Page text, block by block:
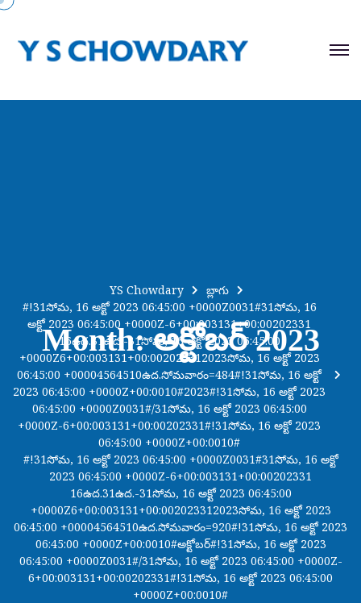
Month:అక్టోబర్ 2023
YS Chowdary
బ్లాగు
#!31సోమ, 16 అక్టో 2023 06:45:00 +0000Z0031#31సోమ, 16
అక్టో 2023 06:45:00 +0000Z-6+00:003131+00:00202331
16ఉద.31ఉద.-31సోమ, 16 అక్టో 2023 06:45:00
+0000Z6+00:003131+00:002023312023సోమ, 16 అక్టో 2023
06:45:00 +00004564510ఉద.సోమవారం=484#!31సోమ, 16 అక్టో
2023 06:45:00 +0000Z+00:0010#2023#!31సోమ, 16 అక్టో 2023
06:45:00 +0000Z0031#/31సోమ, 16 అక్టో 2023 06:45:00
+0000Z-6+00:003131+00:00202331#!31సోమ, 16 అక్టో 2023
06:45:00 +0000Z+00:0010#
#!31సోమ, 16 అక్టో 2023 06:45:00 +0000Z0031#31సోమ, 16 అక్టో
2023 06:45:00 +0000Z-6+00:003131+00:00202331
16ఉద.31ఉద.-31సోమ, 16 అక్టో 2023 06:45:00
+0000Z6+00:003131+00:002023312023సోమ, 16 అక్టో 2023
06:45:00 +00004564510ఉద.సోమవారం=920#!31సోమ, 16 అక్టో 2023
06:45:00 +0000Z+00:0010#అక్టోబర్#!31సోమ, 16 అక్టో 2023
06:45:00 +0000Z0031#/31సోమ, 16 అక్టో 2023 06:45:00 +0000Z-
6+00:003131+00:00202331#!31సోమ, 16 అక్టో 2023 06:45:00
+0000Z+00:0010#